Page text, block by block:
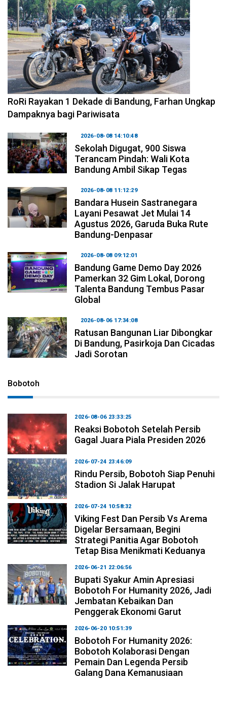
2026-08-09 09:55:44
RoRi Rayakan 1 Dekade di Bandung, Farhan Ungkap
Dampaknya bagi Pariwisata
2026-08-08 14:10:48
Sekolah Digugat, 900 Siswa
Terancam Pindah: Wali Kota
Bandung Ambil Sikap Tegas
2026-08-08 11:12:29
Bandara Husein Sastranegara
Layani Pesawat Jet Mulai 14
Agustus 2026, Garuda Buka Rute
Bandung-Denpasar
2026-08-08 09:12:01
Bandung Game Demo Day 2026
Pamerkan 32 Gim Lokal, Dorong
Talenta Bandung Tembus Pasar
Global
2026-08-06 17:34:08
Ratusan Bangunan Liar Dibongkar
Di Bandung, Pasirkoja Dan Cicadas
Jadi Sorotan
Bobotoh
2026-08-06 23:33:25
Reaksi Bobotoh Setelah Persib
Gagal Juara Piala Presiden 2026
2026-07-24 23:46:09
Rindu Persib, Bobotoh Siap Penuhi
Stadion Si Jalak Harupat
2026-07-24 10:58:32
Viking Fest Dan Persib Vs Arema
Digelar Bersamaan, Begini
Strategi Panitia Agar Bobotoh
Tetap Bisa Menikmati Keduanya
2026-06-21 22:06:56
Bupati Syakur Amin Apresiasi
Bobotoh For Humanity 2026, Jadi
Jembatan Kebaikan Dan
Penggerak Ekonomi Garut
2026-06-20 10:51:39
Bobotoh For Humanity 2026:
Bobotoh Kolaborasi Dengan
Pemain Dan Legenda Persib
Galang Dana Kemanusiaan